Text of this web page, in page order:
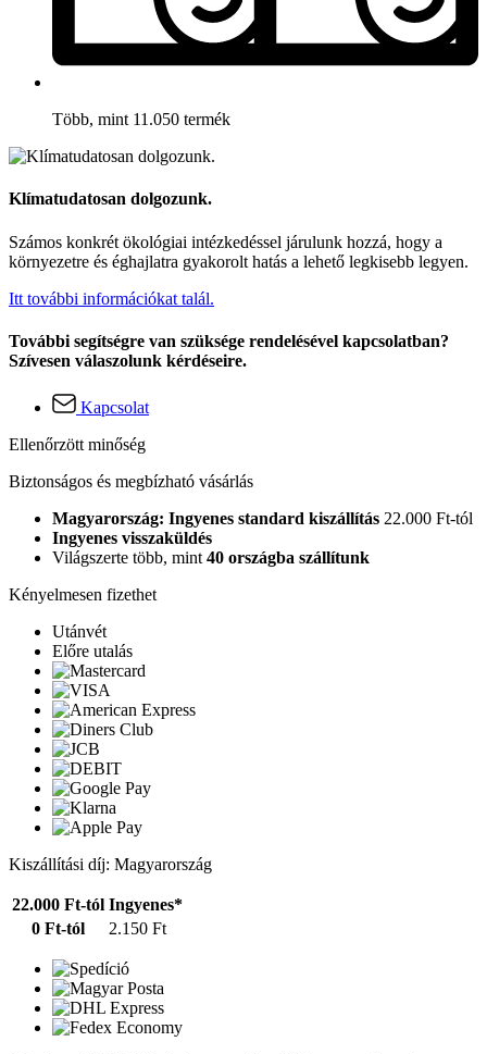
Több, mint 11.050 termék
Klímatudatosan dolgozunk.
Számos konkrét ökológiai intézkedéssel járulunk hozzá, hogy a
környezetre és éghajlatra gyakorolt hatás a lehető legkisebb legyen.
Itt további információkat talál.
További segítségre van szüksége rendelésével kapcsolatban?
Szívesen válaszolunk kérdéseire.
Kapcsolat
Ellenőrzött minőség
Biztonságos és megbízható vásárlás
Magyarország: Ingyenes standard kiszállítás 22.000 Ft-tól
Ingyenes visszaküldés
Világszerte több, mint 40 országba szállítunk
Kényelmesen fizethet
Utánvét
Előre utalás
Kiszállítási díj: Magyarország
22.000 Ft-tól Ingyenes*
0 Ft-tól
2.150 Ft